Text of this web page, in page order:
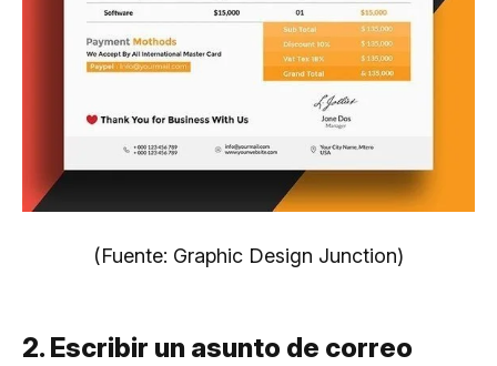
(Fuente: Graphic Design Junction)
2. Escribir un asunto de correo